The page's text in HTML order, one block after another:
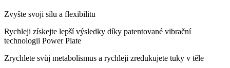
Zvyšte svoji sílu a flexibilitu
Rychleji získejte lepší výsledky díky patentované vibrační
technologii Power Plate
Zrychlete svůj metabolismus a rychleji zredukujete tuky v těle